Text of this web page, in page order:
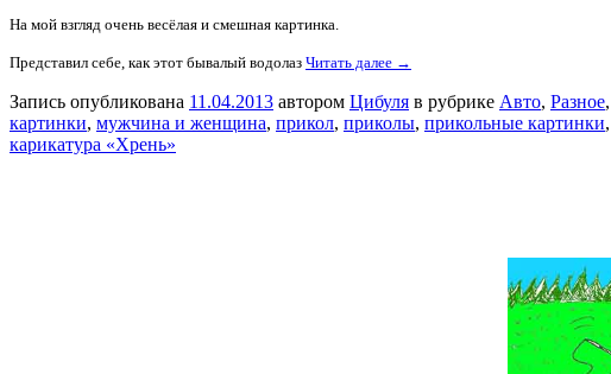
На мой взгляд очень весёлая и смешная картинка.
Представил себе, как этот бывалый водолаз Читать далее →
Запись опубликована 11.04.2013 автором Цибуля в рубрике Авто, Разное,
картинки, мужчина и женщина, прикол, приколы, прикольные картинки,
карикатура «Хрень»